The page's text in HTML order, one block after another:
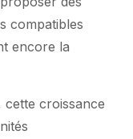
compatibles
encore la
croissance